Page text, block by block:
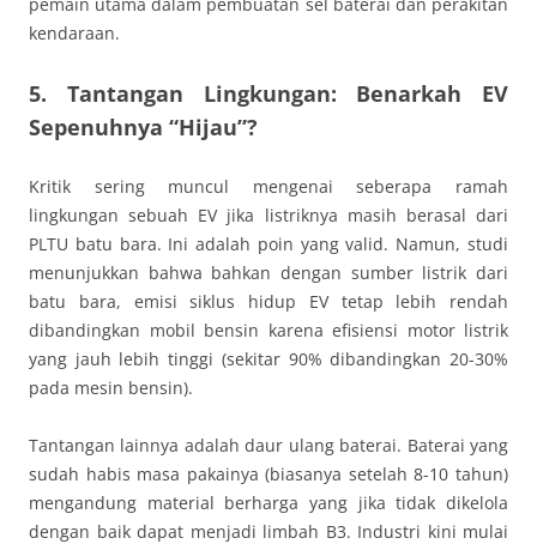
kendaraan.
5. Tantangan Lingkungan: Benarkah EV
Sepenuhnya “Hijau”?
Kritik sering muncul mengenai seberapa ramah
lingkungan sebuah EV jika listriknya masih berasal dari
PLTU batu bara. Ini adalah poin yang valid. Namun, studi
menunjukkan bahwa bahkan dengan sumber listrik dari
batu bara, emisi siklus hidup EV tetap lebih rendah
dibandingkan mobil bensin karena efisiensi motor listrik
yang jauh lebih tinggi (sekitar 90% dibandingkan 20-30%
pada mesin bensin).
Tantangan lainnya adalah daur ulang baterai. Baterai yang
sudah habis masa pakainya (biasanya setelah 8-10 tahun)
mengandung material berharga yang jika tidak dikelola
dengan baik dapat menjadi limbah B3. Industri kini mulai